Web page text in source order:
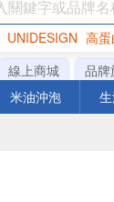
UNIDESIGN 高蛋
罐頭 咖啡 海苔
線上商城 品牌
米油沖泡